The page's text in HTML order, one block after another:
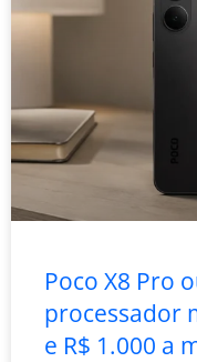
Poco X8 Pro
processador
e R$ 1.000 a